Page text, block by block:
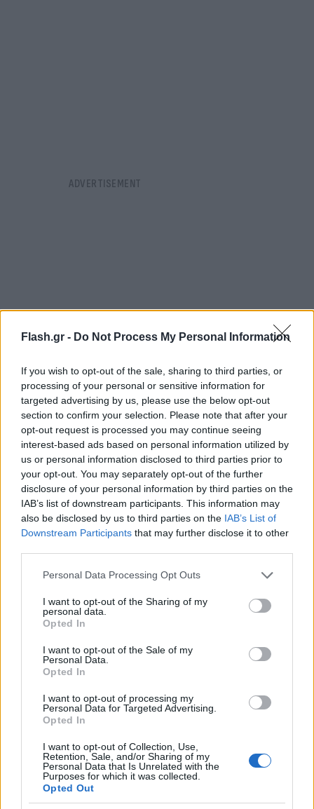
Flash.gr - Do Not Process My Personal Information
If you wish to opt-out of the sale, sharing to third parties, or
processing of your personal or sensitive information for
targeted advertising by us, please use the below opt-out
section to confirm your selection. Please note that after your
opt-out request is processed you may continue seeing
interest-based ads based on personal information utilized by
us or personal information disclosed to third parties prior to
your opt-out. You may separately opt-out of the further
disclosure of your personal information by third parties on the
IAB’s list of downstream participants. This information may
also be disclosed by us to third parties on the IAB’s List of
Downstream Participants that may further disclose it to other
Please note that this website/app uses one or more Google
not limited to your visit or usage behaviour. You may click to
grant or deny consent to Google and its third-party tags to
use your data for below specified purposes in below Google
consent section.
Personal Data Processing Opt Outs
I want to opt-out of the Sharing of my
personal data.
Opted In
I want to opt-out of the Sale of my
Personal Data.
Opted In
I want to opt-out of processing my
Personal Data for Targeted Advertising.
Opted In
I want to opt-out of Collection, Use,
Retention, Sale, and/or Sharing of my
Personal Data that Is Unrelated with the
Purposes for which it was collected.
Opted Out
«Ο Τόμας (ο κιθαρίστας του συγκροτήματος)
έσπασε ένα ποτήρι. Δεν παίρνω ναρκωτικά παιδιά.
Σας παρακαλώ μην το λέτε αυτό, μην το λέτε»
απάντησε ο David Damiano.
https://www.youtube.com/watch?v=qk539n3MAAc
Μάλιστα, το συγκρότημα ανήρτησε και ένα story
στον λογαριασμό του στο Instagram, τονίζοντας:
«Είμαστε σοκαρισμένοι, επειδή κάποιοι λένε πως ο
Damiano παίρνει ναρκωτικά. Είμαστε εναντίον των
ναρκωτικών και δεν έχουμε χρησιμοποιήσει πότε
κοκαΐνη.
Είμαστε έτοιμοι να κάνουμε τεστ επειδή δεν
έχουμε τίποτα να κρύψουμε. Είμαστε εδώ για να
παίξουμε την μουσική μας και είμαστε χαρούμενοι
για την νίκη μας στην Eurovision και θέλουμε να